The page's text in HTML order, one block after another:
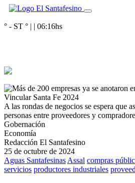
° - ST ° | | 06:16hs
A las rondas de negocios se espera que
personas entre proveedores y
Gobernación
Economía
Redacción El Santafesino
25 de octubre de 2024
Aguas Santafesinas Assal compras
servicios productores industriales